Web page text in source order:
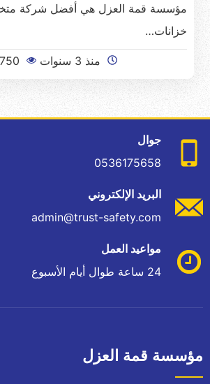
مؤسسة قمة العزل هي أفضل شركة
خزانات…
منذ 3 سنوات
جوال
0536175658
البريد الإلكتروني
admin@trust-safety.com
مواعيد العمل
24 ساعة طوال أيام الأسبوع
مؤسسة قمة العزل